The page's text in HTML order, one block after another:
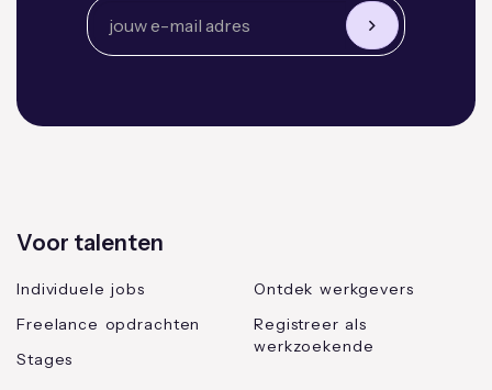
Voor talenten
Individuele jobs
Freelance opdrachten
Stages
Ontdek werkgevers
Registreer als
werkzoekende